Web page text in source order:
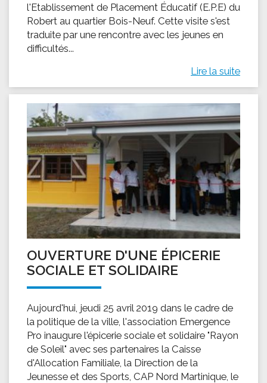
l'Etablissement de Placement Éducatif (E.P.E) du
Robert au quartier Bois-Neuf. Cette visite s'est
traduite par une rencontre avec les jeunes en
difficultés...
Lire la suite
OUVERTURE D'UNE ÉPICERIE
SOCIALE ET SOLIDAIRE
Aujourd'hui, jeudi 25 avril 2019 dans le cadre de
la politique de la ville, l'association Emergence
Pro inaugure l'épicerie sociale et solidaire "Rayon
de Soleil" avec ses partenaires la Caisse
d'Allocation Familiale, la Direction de la
Jeunesse et des Sports, CAP Nord Martinique, le